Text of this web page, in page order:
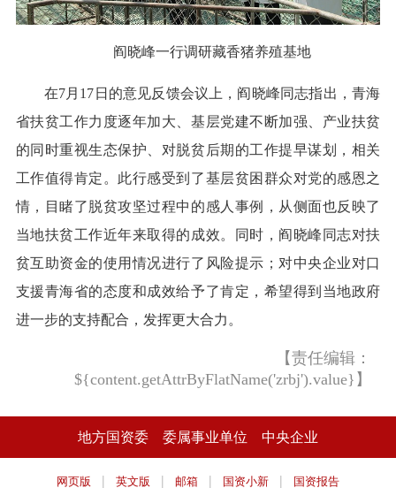
阎晓峰一行调研藏香猪养殖基地
在7月17日的意见反馈会议上，阎晓峰同志指出，青海
省扶贫工作力度逐年加大、基层党建不断加强、产业扶贫
的同时重视生态保护、对脱贫后期的工作提早谋划，相关
工作值得肯定。此行感受到了基层贫困群众对党的感恩之
情，目睹了脱贫攻坚过程中的感人事例，从侧面也反映了
当地扶贫工作近年来取得的成效。同时，阎晓峰同志对扶
贫互助资金的使用情况进行了风险提示；对中央企业对口
支援青海省的态度和成效给予了肯定，希望得到当地政府
进一步的支持配合，发挥更大合力。
【责任编辑：
${content.getAttrByFlatName('zrbj').value}】
地方国资委 委属事业单位 中央企业
网页版 英文版 邮箱 国资小新 国资报告